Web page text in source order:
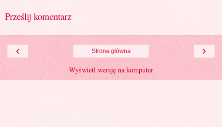
Prześlij komentarz
‹ ›
Strona główna
Wyświetl wersję na komputer